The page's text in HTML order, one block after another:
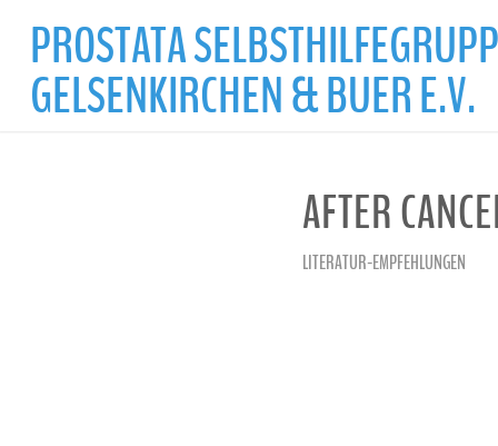
PROSTATA­
GELSENKIRCHEN & BUER E.V.
AFTER
LITERATUR-EMPFEHLUNGEN